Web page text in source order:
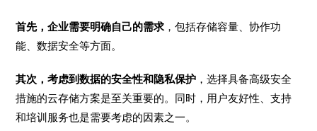
首先，企业需要明确自己的需求 ，包括存储容量、协作功
能、数据安全等方面。
其次，考虑到数据的安全性和隐私保护 ，选择具备高级安全
措施的云存储方案是至关重要的。同时，用户友好性、支持
和培训服务也是需要考虑的因素之一。